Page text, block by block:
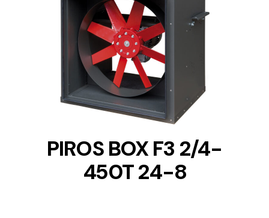
DETAILS
PIROS BOX F3 2/4-
450T 24-8